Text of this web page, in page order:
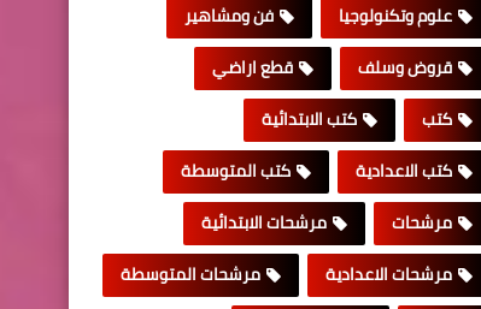
علوم وتكنولوجيا
فن ومشاهير
قروض وسلف
قطع اراضي
كتب
كتب الابتدائية
كتب الاعدادية
كتب المتوسطة
مرشحات
مرشحات الابتدائية
مرشحات الاعدادية
مرشحات المتوسطة